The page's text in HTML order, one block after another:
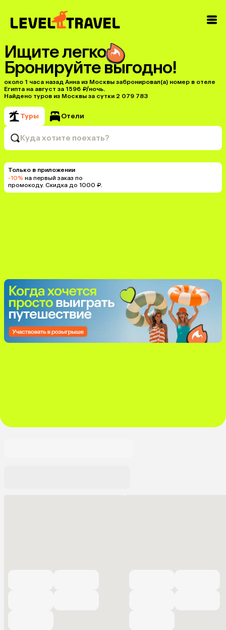
Ищите легко
Бронируйте выгодно!
около 1 часа назад Анна из Москвы забронировал(а) номер в отеле
Египта на август за 1596 ₽/ночь.
Найдено туров из Москвы за сутки 2 079 783
Туры Отели
Куда хотите поехать?
Только в приложении
-10% на первый заказ по
промокоду. Скидка до 1000 ₽.